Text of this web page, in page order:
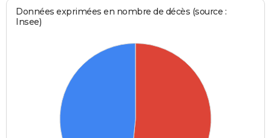
Données exprimées en nombre de décès (source :
Insee)